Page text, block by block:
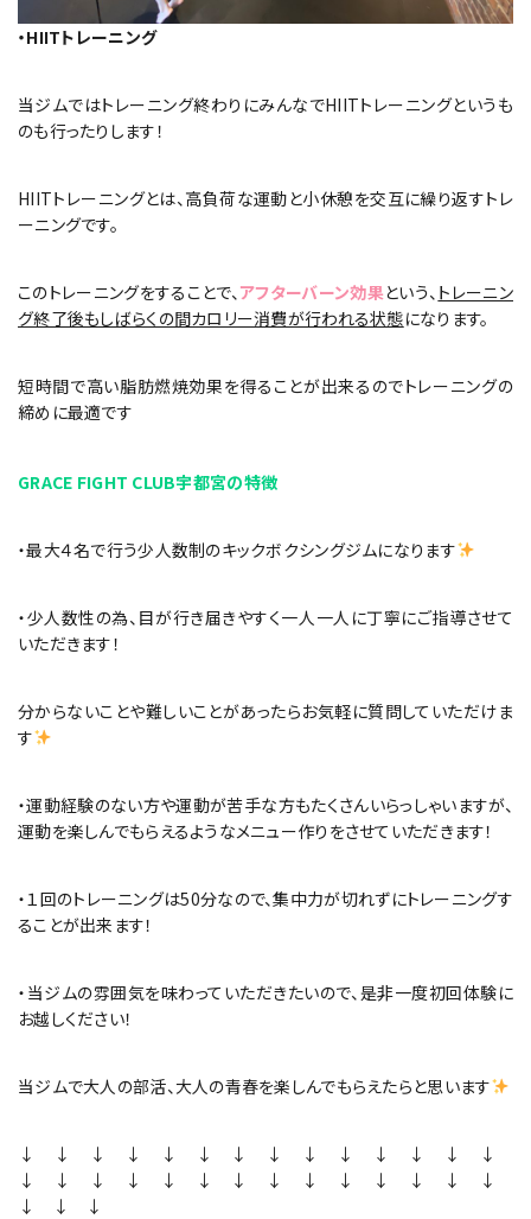
・HIITトレーニング
当ジムではトレーニング終わりにみんなでHIITトレーニングというも
のも行ったりします！
HIITトレーニングとは、高負荷な運動と小休憩を交互に繰り返すトレ
ーニングです。
このトレーニングをすることで、 アフターバーン効果という、 トレーニン
グ終了後もしばらくの間カロリー消費が行われる状態になります。
短時間で高い脂肪燃焼効果を得ることが出来るのでトレーニングの
締めに最適です
GRACE FIGHT CLUB宇都宮の特徴
・最大４名で行う少人数制のキックボクシングジムになります
・少人数性の為、目が行き届きやすく一人一人に丁寧にご指導させて
いただきます！
分からないことや難しいことがあったらお気軽に質問していただけま
す
・運動経験のない方や運動が苦手な方もたくさんいらっしゃいますが、
運動を楽しんでもらえるようなメニュー作りをさせていただきます！
・１回のトレーニングは50分なので、集中力が切れずにトレーニングす
ることが出来ます！
・当ジムの雰囲気を味わっていただきたいので、是非一度初回体験に
お越しください！
当ジムで大人の部活、大人の青春を楽しんでもらえたらと思います
↓ ↓ ↓ ↓ ↓ ↓ ↓ ↓ ↓ ↓ ↓ ↓ ↓ ↓
↓ ↓ ↓ ↓ ↓ ↓ ↓ ↓ ↓ ↓ ↓ ↓ ↓ ↓
↓ ↓ ↓